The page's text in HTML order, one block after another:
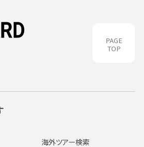
PAGE
TOP
海外ツアー検索